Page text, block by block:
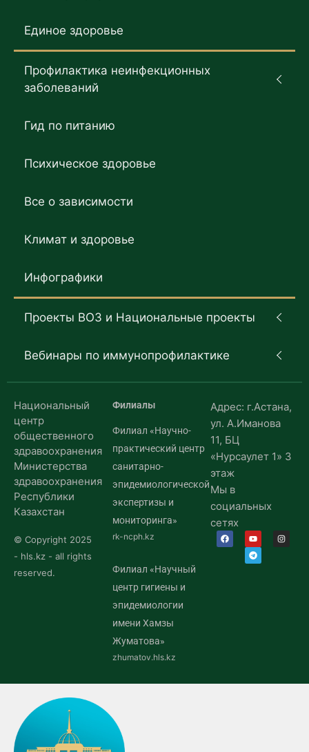
Единое здоровье
Профилактика неинфекционных
заболеваний
Гид по питанию
Психическое здоровье
Все о зависимости
Климат и здоровье
Инфографики
Проекты ВОЗ и Национальные проекты
Вебинары по иммунопрофилактике
Национальный
центр
общественного
здравоохранения
Министерства
здравоохранения
Республики
Казахстан
© Copyright 2025
- hls.kz - all rights
reserved.
Филиалы
Филиал «Научно-
практический центр
санитарно-
эпидемиологической
экспертизы и
мониторинга»
rk-ncph.kz
Филиал «Научный
центр гигиены и
эпидемиологии
имени Хамзы
Жуматова»
zhumatov.hls.kz
Адрес: г.Астана,
ул. А.Иманова
11, БЦ
«Нурсаулет 1» 3
этаж
Мы в
социальных
сетях